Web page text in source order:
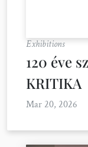
Exhibitions
120 éve
KRITIKA
Mar 20, 2026